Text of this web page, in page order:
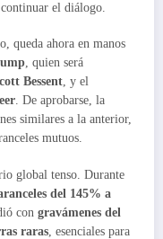
el diálogo.
queda ahora en manos
, quien será
Bessent, y el
. De aprobarse, la
similares a la anterior,
mutuos.
global tenso. Durante
del 145% a
con gravámenes del
raras , esenciales para